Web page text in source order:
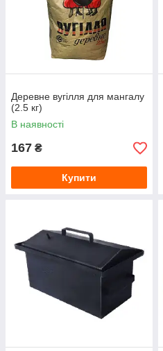
Деревне вугілля для мангалу
(2.5 кг)
В наявності
167 ₴
Купити